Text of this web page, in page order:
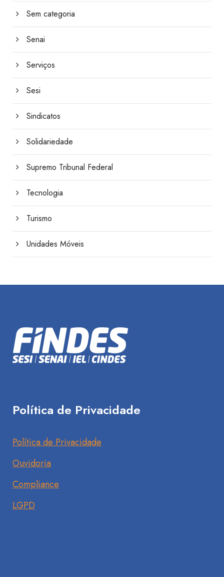
Sem categoria
Senai
Serviços
Sesi
Sindicatos
Solidariedade
Supremo Tribunal Federal
Tecnologia
Turismo
Unidades Móveis
Política de Privacidade
Política de Privacidade
Ouvidoria
Compliance
LGPD